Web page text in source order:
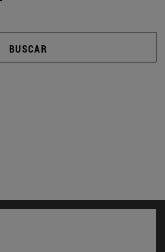
BUSCAR